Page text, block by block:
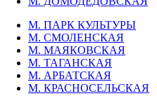
М. ПАРК КУЛЬТУРЫ
М. СМОЛЕНСКАЯ
М. МАЯКОВСКАЯ
М. ТАГАНСКАЯ
М. АРБАТСКАЯ
М. КРАСНОСЕЛЬСКАЯ